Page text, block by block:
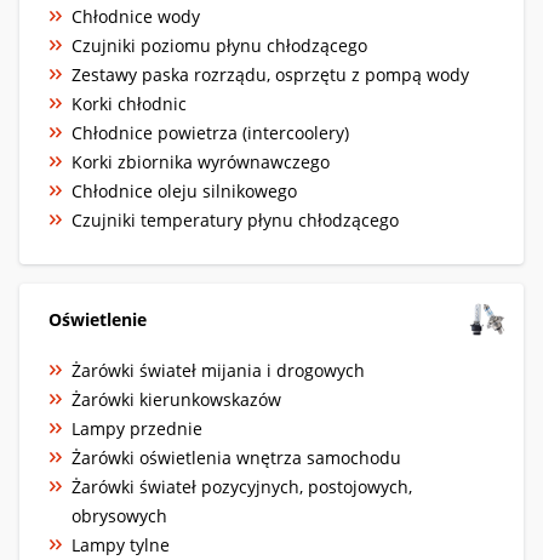
Chłodnice wody
Czujniki poziomu płynu chłodzącego
Zestawy paska rozrządu, osprzętu z pompą wody
Korki chłodnic
Chłodnice powietrza (intercoolery)
Korki zbiornika wyrównawczego
Chłodnice oleju silnikowego
Czujniki temperatury płynu chłodzącego
Oświetlenie
Żarówki świateł mijania i drogowych
Żarówki kierunkowskazów
Lampy przednie
Żarówki oświetlenia wnętrza samochodu
Żarówki świateł pozycyjnych, postojowych,
obrysowych
Lampy tylne